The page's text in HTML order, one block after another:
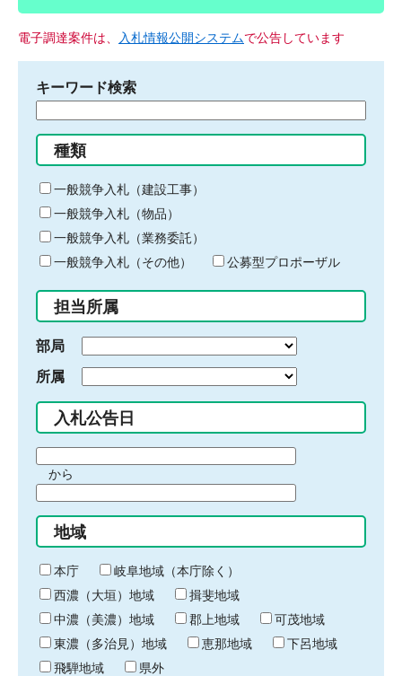
電子調達案件は、 入札情報公開システムで公告しています
キーワード検索
る
キ
ー
ワ
ー
ド
入
力
種類
一般競争入札（建設工事）
一般競争入札（物品）
一般競争入札（業務委託）
一般競争入札（その他）
公募型プロポーザル
担当所属
部局
所属
入札公告日
間
始
り
から
間
終
わ
り
地域
本庁
岐阜地域（本庁除く）
西濃（大垣）地域
揖斐地域
中濃（美濃）地域
郡上地域
可茂地域
東濃（多治見）地域
恵那地域
下呂地域
飛騨地域
県外